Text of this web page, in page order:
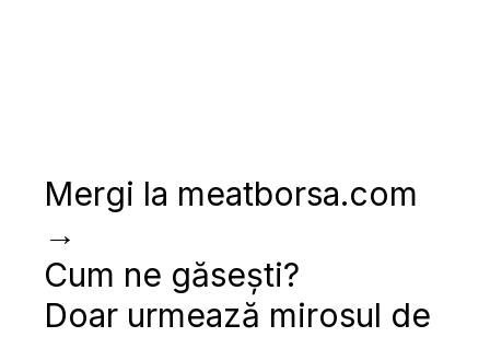
Mergi la meatborsa.com
→
Cum ne găsești?
Doar urmează mirosul de